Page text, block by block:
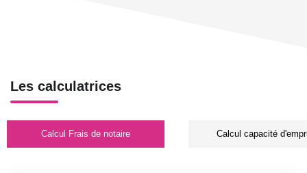
Les calculatrices
Calcul Frais de notaire Calcul capacité